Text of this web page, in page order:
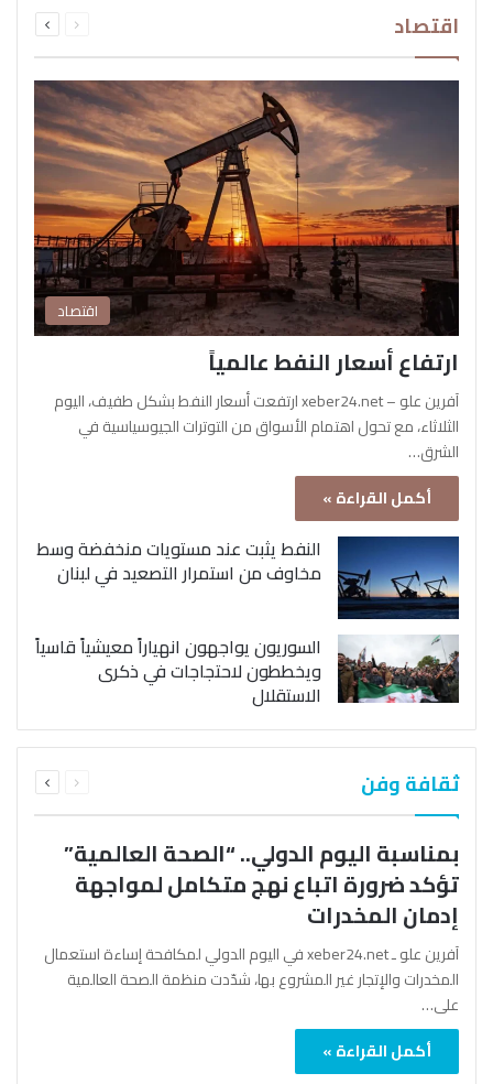
اقتصاد الصفحةالصفحة
اقتصاد
ارتفاع أسعار النفط عالمياً
آفرين علو – xeber24.net ارتفعت أسعار النفط بشكل طفيف، اليوم
الثلاثاء، مع تحول اهتمام الأسواق من التوترات الجيوسياسية في
الشرق…
أكمل القراءة »
النفط يثبت عند مستويات منخفضة وسط
مخاوف من استمرار التصعيد في لبنان
السوريون يواجهون انهياراً معيشياً قاسياً
ويخططون لاحتجاجات في ذكرى
الاستقلال
ثقافة وفن الصفحةالصفحة
بمناسبة اليوم الدولي.. “الصحة العالمية”
تؤكد ضرورة اتباع نهج متكامل لمواجهة
إدمان المخدرات
آفرين علو ـ xeber24.net في اليوم الدولي لمكافحة إساءة استعمال
المخدرات والإتجار غير المشروع بها، شدّدت منظمة الصحة العالمية
على…
أكمل القراءة »